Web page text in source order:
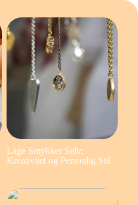
Lage Smykker Selv:
Kreativitet og Personlig Stil